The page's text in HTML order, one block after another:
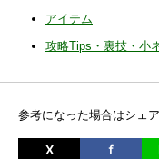
アイテム
攻略Tips・裏技・小
参考になった場合はシェ
X ｆ